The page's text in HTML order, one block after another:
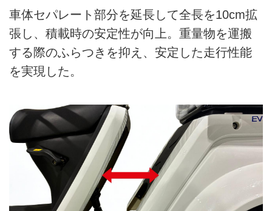
車体セパレート部分を延長して全長を10cm拡
張し、積載時の安定性が向上。重量物を運搬
する際のふらつきを抑え、安定した走行性能
を実現した。